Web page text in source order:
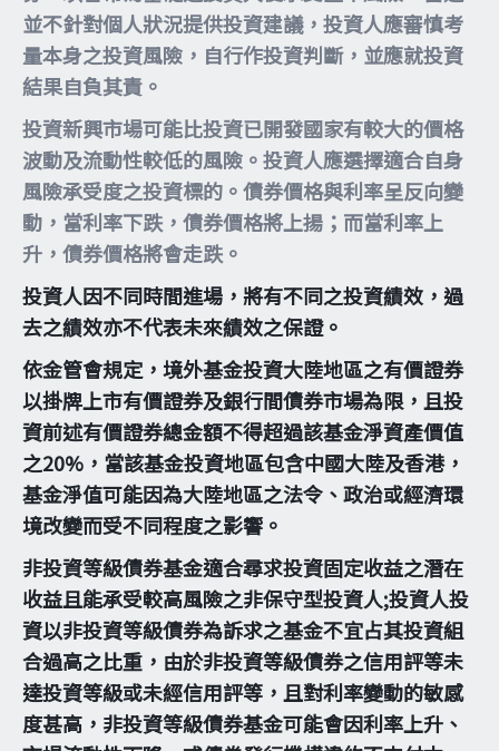
並不針對個人狀況提供投資建議，投資人應審慎考
量本身之投資風險，自行作投資判斷，並應就投資
結果自負其責。
投資新興市場可能比投資已開發國家有較大的價格
波動及流動性較低的風險。投資人應選擇適合自身
風險承受度之投資標的。債券價格與利率呈反向變
動，當利率下跌，債券價格將上揚；而當利率上
升，債券價格將會走跌。
投資人因不同時間進場，將有不同之投資績效，過
去之績效亦不代表未來績效之保證。
依金管會規定，境外基金投資大陸地區之有價證券
以掛牌上市有價證券及銀行間債券市場為限，且投
資前述有價證券總金額不得超過該基金淨資產價值
之20%，當該基金投資地區包含中國大陸及香港，
基金淨值可能因為大陸地區之法令、政治或經濟環
境改變而受不同程度之影響。
非投資等級債券基金適合尋求投資固定收益之潛在
收益且能承受較高風險之非保守型投資人;投資人投
資以非投資等級債券為訴求之基金不宜占其投資組
合過高之比重，由於非投資等級債券之信用評等未
達投資等級或未經信用評等，且對利率變動的敏感
度甚高，非投資等級債券基金可能會因利率上升、